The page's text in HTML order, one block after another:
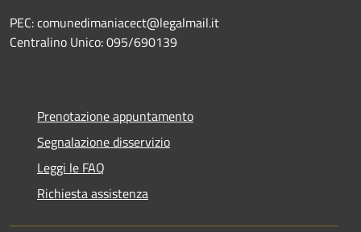
PEC: comunedimaniacect@legalmail.it
Centralino Unico: 095/690139
Prenotazione appuntamento
Segnalazione disservizio
Leggi le FAQ
Richiesta assistenza